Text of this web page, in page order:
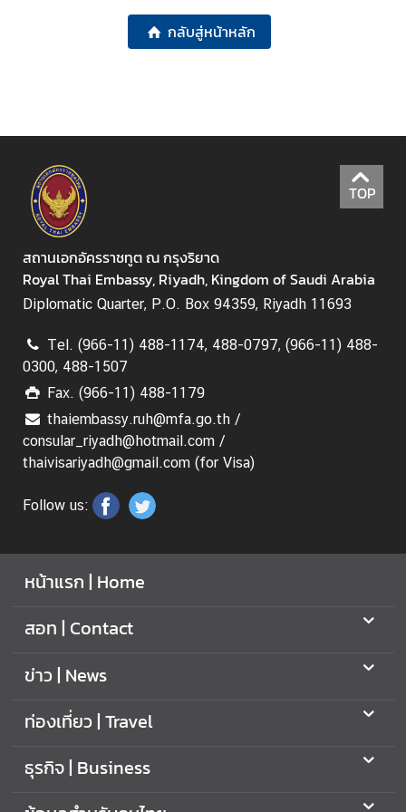
กิ
บ
ริ
ก
า
ร
ก
ท
ร
ว
ก
ร
ต่
ง
ป
ะ
ท
กลับสู่หน้าหลัก
TOP
สถานเอกอัครราชทูต ณ กรุงริยาด
Royal Thai Embassy, Riyadh, Kingdom of Saudi Arabia
Diplomatic Quarter, P.O. Box 94359, Riyadh 11693
Tel. (966-11) 488-1174, 488-0797, (966-11) 488-
0300, 488-1507
Fax. (966-11) 488-1179
thaiembassy.ruh@mfa.go.th /
consular_riyadh@hotmail.com /
thaivisariyadh@gmail.com (for Visa)
Follow us:
หน้าแรก | Home
สอท | Contact
ข่าว | News
ท่องเที่ยว | Travel
ธุรกิจ | Business